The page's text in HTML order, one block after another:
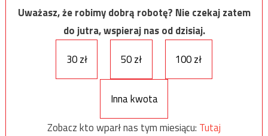
Uważasz, że robimy dobrą robotę? Nie czekaj zatem
do jutra, wspieraj nas od dzisiaj.
30 zł
50 zł 100 zł
Inna kwota
Zobacz kto wparł nas tym miesiącu: Tutaj